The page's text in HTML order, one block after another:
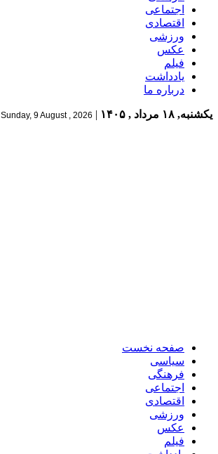
اجتماعی
اقتصادی
ورزشی
عکس
فیلم
یادداشت
درباره ما
یکشنبه, ۱۸ مرداد , ۱۴۰۵ |
Sunday, 9 August , 2026
صفحه نخست
سیاسی
فرهنگی
اجتماعی
اقتصادی
ورزشی
عکس
فیلم